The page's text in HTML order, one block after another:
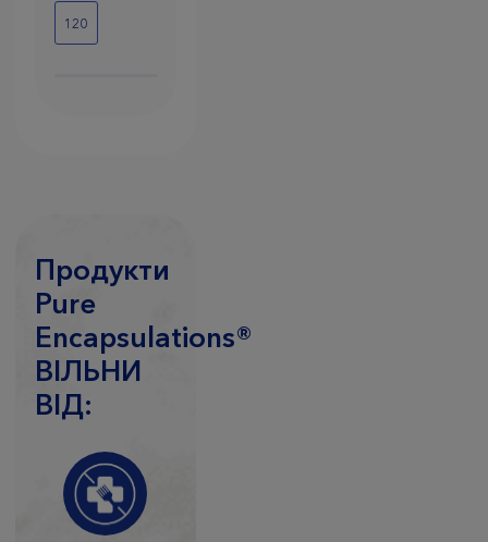
120
Продукти
Pure
Encapsulations®
ВIЛЬНИ
ВIД: